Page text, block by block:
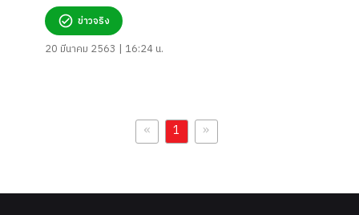
ข่าวจริง
20 มีนาคม 2563 | 16:24 น.
« 1 »